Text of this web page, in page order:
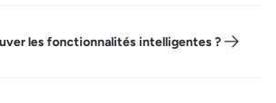
les fonctionnalités intelligentes ?